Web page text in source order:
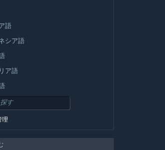
語
シア語
ア語
ク語
語 - スペイン
理